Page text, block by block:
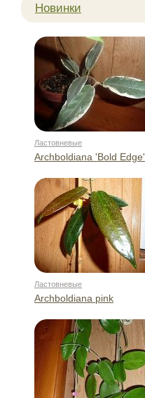
Новинки
Ластовневые
Archboldiana 'Bold Edge'
Ластовневые
Archboldiana pink